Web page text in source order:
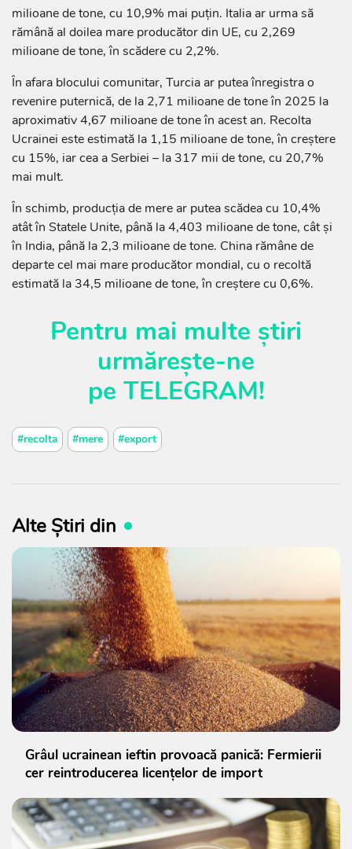
milioane de tone, cu 10,9% mai puțin. Italia ar urma să
rămână al doilea mare producător din UE, cu 2,269
milioane de tone, în scădere cu 2,2%.
În afara blocului comunitar, Turcia ar putea înregistra o
revenire puternică, de la 2,71 milioane de tone în 2025 la
aproximativ 4,67 milioane de tone în acest an. Recolta
Ucrainei este estimată la 1,15 milioane de tone, în creștere
cu 15%, iar cea a Serbiei – la 317 mii de tone, cu 20,7%
mai mult.
În schimb, producția de mere ar putea scădea cu 10,4%
atât în Statele Unite, până la 4,403 milioane de tone, cât și
în India, până la 2,3 milioane de tone. China rămâne de
departe cel mai mare producător mondial, cu o recoltă
estimată la 34,5 milioane de tone, în creștere cu 0,6%.
Pentru mai multe știri
urmărește-ne
pe TELEGRAM!
#recolta #mere #export
Alte Știri din
Grâul ucrainean ieftin provoacă panică: Fermierii
cer reintroducerea licențelor de import